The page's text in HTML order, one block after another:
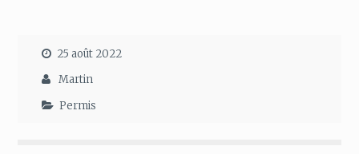
25 août 2022
Martin
Permis